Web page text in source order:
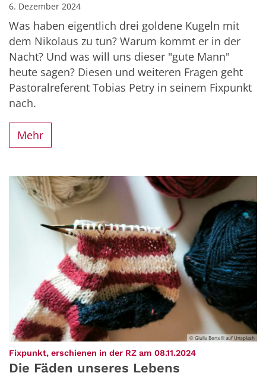
6. Dezember 2024
Was haben eigentlich drei goldene Kugeln mit
dem Nikolaus zu tun? Warum kommt er in der
Nacht? Und was will uns dieser "gute Mann"
heute sagen? Diesen und weiteren Fragen geht
Pastoralreferent Tobias Petry in seinem Fixpunkt
nach.
Mehr
© Giulia Bertelli auf Unsplash
Fixpunkt, erschienen in der RZ am 08.11.2024:
Die Fäden unseres Lebens